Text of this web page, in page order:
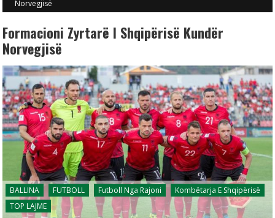
Norvegjisë
Formacioni Zyrtarë I Shqipërisë Kundër
Norvegjisë
BALLINA FUTBOLL Futboll Nga Rajoni
Kombëtarja E Shqipërisë
TOP LAJME